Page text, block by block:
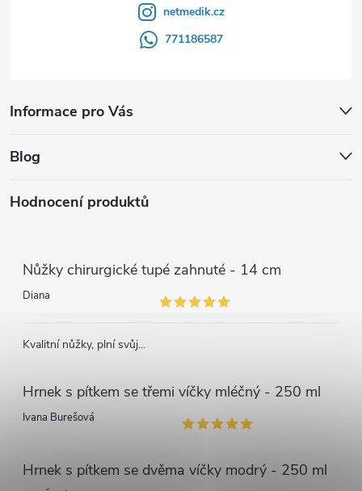
Informace pro Vás
netmedik.cz
771186587
Blog
Hodnocení produktů
Nůžky chirurgické tupé zahnuté - 14 cm
Diana
Kvalitní nůžky, plní svůj...
Hrnek s pítkem se třemi víčky mléčný - 250 ml
Ivana Burešová
Hrnek s pítkem se dvěma víčky modrý - 250 ml